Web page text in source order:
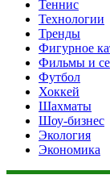
Теннис
Технологии
Тренды
Фигурное
Фильмы и
Футбол
Хоккей
Шахматы
Шоу-бизнес
Экология
Экономика